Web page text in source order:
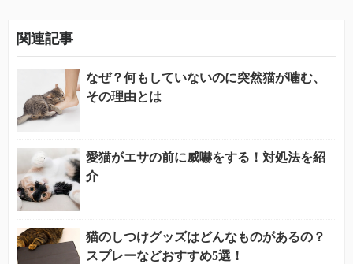
関連記事
なぜ？何もしていないのに突然猫が噛む、
その理由とは
愛猫がエサの前に威嚇をする！対処法を紹
介
猫のしつけグッズはどんなものがあるの？
スプレーなどおすすめ5選！